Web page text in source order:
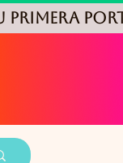
primera